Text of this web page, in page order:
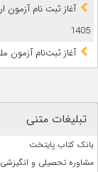
آغاز ثبت نام آزمون‌
1405
آغاز ثبت‌نام آزمون
تبلیغات متنی
بانک کتاب پایتخت
مشاوره تحصیلی و انگیزشی